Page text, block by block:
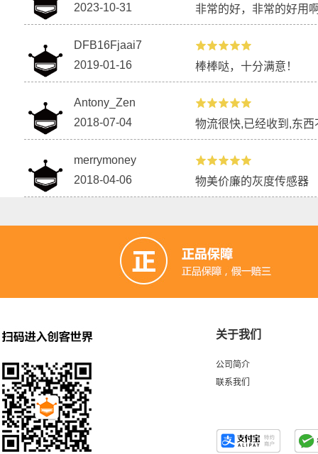
2023-10-31 非常的好，非常的好用
DFB16Fjaai7
2019-01-16
棒棒哒，十分满意！
Antony_Zen
2018-07-04
物流很快,已经收到,东西
merrymoney
2018-04-06
物美价廉的灰度传感器
关于我们
公司简介
联系我们